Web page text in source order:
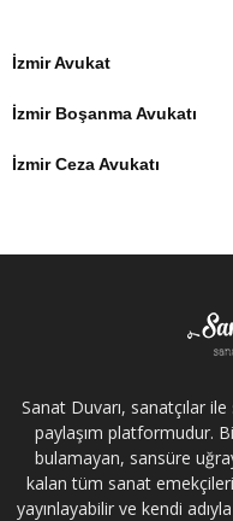
İzmir Avukat
İzmir Boşanma Avukatı
İzmir Ceza Avukatı
Sanat Duvarı, sanatçılar
paylaşım platformudur.
bulamayan, sansüre
kalan tüm sanat
yayınlayabilir ve kendi